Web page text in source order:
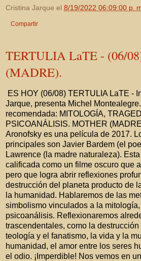
Cristina Jarque el 8/19/2022 06:09:00 p.
Compartir
TERTULIA LaTE - (06/
(MADRE).
ES HOY (06/08) TERTULIA LaTE -
Jarque, presenta Michel
recomendada: MITOLOGÍA,
PSICOANÁLISIS. MOTHER
Aronofsky es una película de 2017.
principales son Javier Bardem (el
Lawrence (la madre naturaleza).
calificada como un filme oscuro que
pero que logra abrir reflexiones
destrucción del planeta producto de
la humanidad. Hablaremos de las
simbolismo vinculados a la mitología,
psicoanálisis. Reflexionaremos
trascendentales, como la
teología y el fanatismo, la vida y la
humanidad, el amor entre los seres
el odio. ¡Imperdible! Nos vemos en